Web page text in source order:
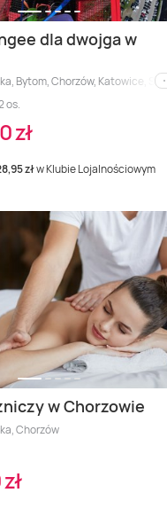
dla dwojga w
Bytom, Chorzów, Katowice,
os.
zł
złw Klubie Lojalnościowym
w Chorzowie
Chorzów